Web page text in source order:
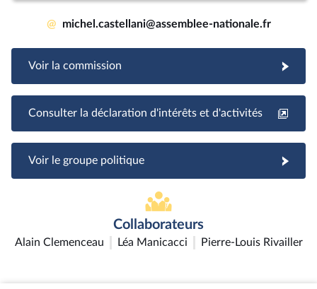
@ michel.castellani@assemblee-nationale.fr
Voir la commission
Consulter la déclaration d'intérêts et d'activités
Voir le groupe politique
Collaborateurs
Alain Clemenceau Léa Manicacci Pierre-Louis Rivailler